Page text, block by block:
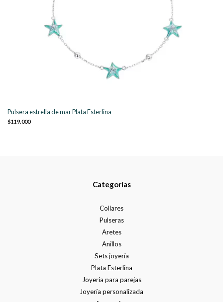
Pulsera estrella de mar Plata Esterlina
$119.000
Categorías
Collares
Pulseras
Aretes
Anillos
Sets joyería
Plata Esterlina
Joyería para parejas
Joyería personalizada